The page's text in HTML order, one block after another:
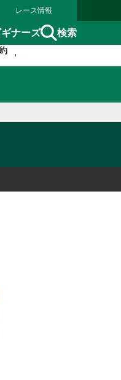
レース情報
ナーズ 検索